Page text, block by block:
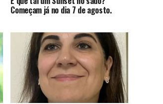
Começam já no dia 7 de agosto.